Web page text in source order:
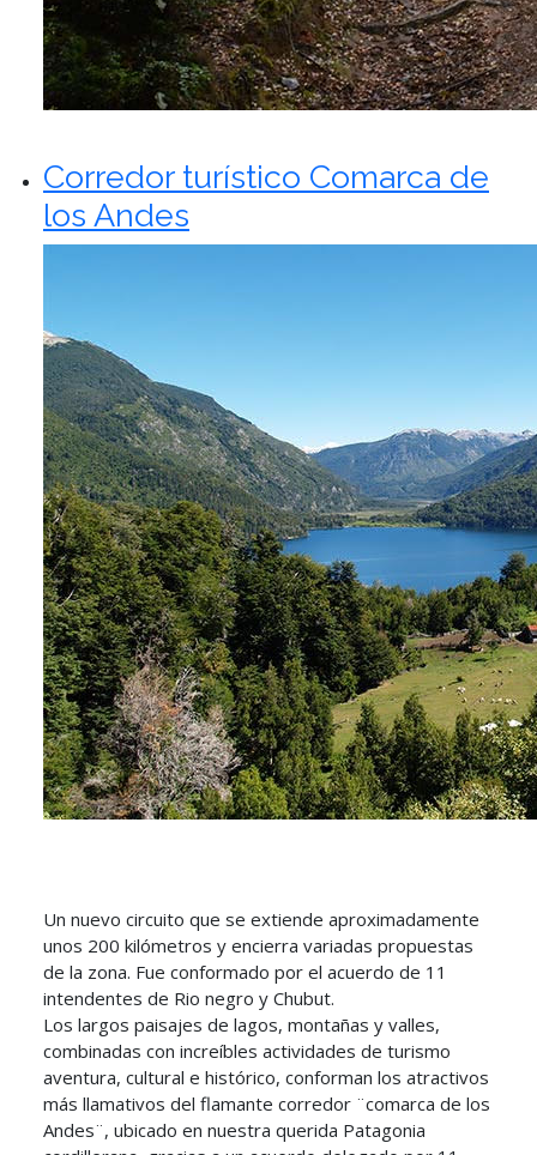
Corredor turístico Comarca de
los Andes
Un nuevo circuito que se extiende aproximadamente
unos 200 kilómetros y encierra variadas propuestas
de la zona. Fue conformado por el acuerdo de 11
intendentes de Rio negro y Chubut.
Los largos paisajes de lagos, montañas y valles,
combinadas con increíbles actividades de turismo
aventura, cultural e histórico, conforman los atractivos
más llamativos del flamante corredor ¨comarca de los
Andes¨, ubicado en nuestra querida Patagonia